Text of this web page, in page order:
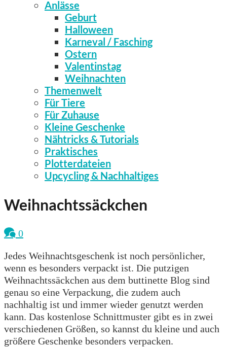
Anlässe
Geburt
Halloween
Karneval / Fasching
Ostern
Valentinstag
Weihnachten
Themenwelt
Für Tiere
Für Zuhause
Kleine Geschenke
Nähtricks & Tutorials
Praktisches
Plotterdateien
Upcycling & Nachhaltiges
Weihnachtssäckchen
0
Jedes Weihnachtsgeschenk ist noch persönlicher,
wenn es besonders verpackt ist. Die putzigen
Weihnachtssäckchen aus dem buttinette Blog sind
genau so eine Verpackung, die zudem auch
nachhaltig ist und immer wieder genutzt werden
kann. Das kostenlose Schnittmuster gibt es in zwei
verschiedenen Größen, so kannst du kleine und auch
größere Geschenke besonders verpacken.